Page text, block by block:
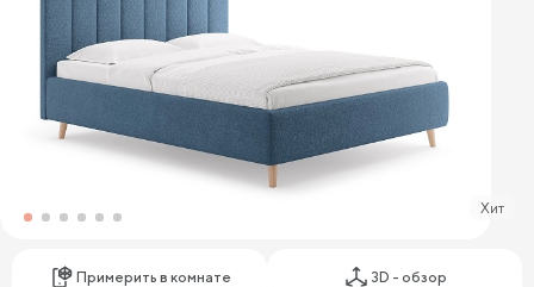
Хит
Примерить в комнате 3D - обзор